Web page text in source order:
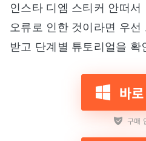
인스타 디엠 스티커 안떠서
오류로 인한 것이라면 우선
받고 단계별 튜토리얼을 확